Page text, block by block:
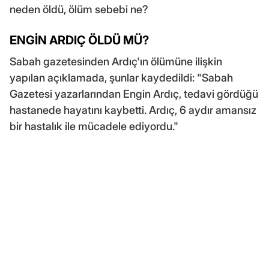
neden öldü, ölüm sebebi ne?
ENGİN ARDIÇ ÖLDÜ MÜ?
Sabah gazetesinden Ardıç'ın ölümüne ilişkin
yapılan açıklamada, şunlar kaydedildi: "Sabah
Gazetesi yazarlarından Engin Ardıç, tedavi gördüğü
hastanede hayatını kaybetti. Ardıç, 6 aydır amansız
bir hastalık ile mücadele ediyordu."